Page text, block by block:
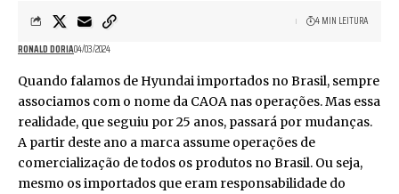
RONALD DORIA04/03/2024
4 MIN LEITURA
Quando falamos de Hyundai importados no Brasil, sempre
associamos com o nome da CAOA nas operações. Mas essa
realidade, que seguiu por 25 anos, passará por mudanças.
A partir deste ano a marca assume operações de
comercialização de todos os produtos no Brasil. Ou seja,
mesmo os importados que eram responsabilidade do